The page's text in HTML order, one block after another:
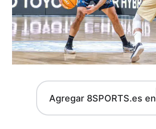
Agregar 8SPORTS.es en